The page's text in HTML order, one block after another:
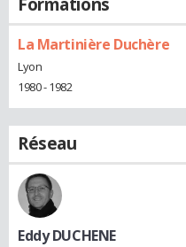
La Martinière Duchère
Lyon
1980 - 1982
Réseau
Eddy DUCHENE